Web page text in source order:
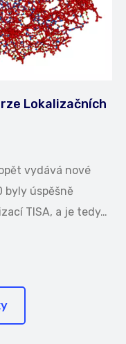
Lokalizačních
vydává nové
byly úspěšně
TISA, a je tedy…